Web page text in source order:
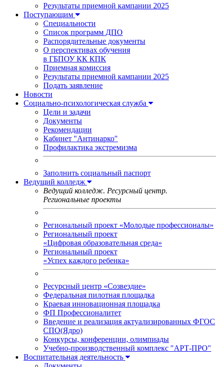
Результаты приемной кампании 2025
Поступающим
Специальности
Список программ ДПО
Распорядительные документы
О перспективах обучения
в ГБПОУ КК КПК
Приемная комиссия
Результаты приемной кампании 2025
Подать заявление
Новости
Социально-психологическая служба
Цели и задачи
Документы
Рекомендации
Кабинет "Антинарко"
Профилактика экстремизма
Заполнить социальный паспорт
Ведущий колледж
Ведущий колледж. Ресурсный центр.
Региональные проекты
Региональный проект «Молодые профессионалы»
Региональный проект
«Цифровая образовательная среда»
Региональный проект
«Успех каждого ребенка»
Ресурсный центр «Созвездие»
Федеральная пилотная площадка
Краевая инновационная площадка
ФП Профессионалитет
Введение и реализация актуализированных ФГОС
СПО(Ядро)
Конкурсы, конференции, олимпиады
Учебно-производственный комплекс "АРТ-ПРО"
Воспитательная деятельность